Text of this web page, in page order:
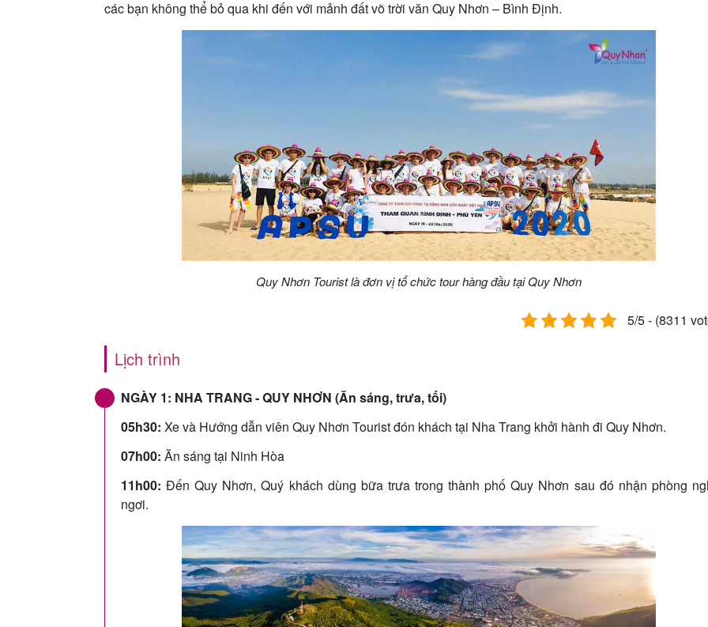
các bạn không thể bỏ qua khi đến với mảnh đất võ trời văn Quy Nhơn – Bình Định.
Quy Nhơn Tourist là đơn vị tổ chức tour hàng đầu tại Quy Nhơn
5/5 - (8311
Lịch trình
NGÀY 1: NHA TRANG - QUY NHƠN (Ăn sáng, trưa, tối)
05h30: Xe và Hướng dẫn viên Quy Nhơn Tourist đón khách tại Nha Trang khởi hành đi Quy Nhơn.
07h00: Ăn sáng tại Ninh Hòa
11h00: Đến Quy Nhơn, Quý khách dùng bữa trưa trong thành phố Quy Nhơn sau đó nhận phòng
ngơi.